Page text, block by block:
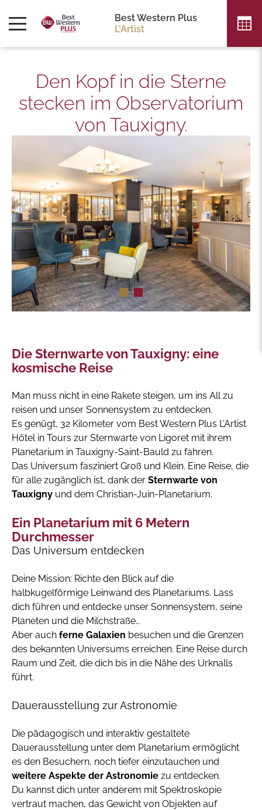
Best Western Plus
L'Artist
Den Kopf in die Sterne
stecken im Observatorium
von Tauxigny.
Die Sternwarte von Tauxigny: eine
kosmische Reise
Man muss nicht in eine Rakete steigen, um ins All zu
reisen und unser Sonnensystem zu entdecken.
Es genügt, 32 Kilometer vom Best Western Plus L’Artist
Hôtel in Tours zur Sternwarte von Ligoret mit ihrem
Planetarium in Tauxigny-Saint-Bauld zu fahren.
Das Universum fasziniert Groß und Klein. Eine Reise, die
für alle zugänglich ist, dank der Sternwarte von
Tauxigny und dem Christian-Juin-Planetarium.
Ein Planetarium mit 6 Metern
Durchmesser
Das Universum entdecken
Deine Mission: Richte den Blick auf die
halbkugelförmige Leinwand des Planetariums. Lass
dich führen und entdecke unser Sonnensystem, seine
Planeten und die Milchstraße…
Aber auch ferne Galaxien besuchen und die Grenzen
des bekannten Universums erreichen. Eine Reise durch
Raum und Zeit, die dich bis in die Nähe des Urknalls
führt.
Dauerausstellung zur Astronomie
Die pädagogisch und interaktiv gestaltete
Dauerausstellung unter dem Planetarium ermöglicht
es den Besuchern, noch tiefer einzutauchen und
weitere Aspekte der Astronomie zu entdecken.
Du kannst dich unter anderem mit Spektroskopie
vertraut machen, das Gewicht von Objekten auf